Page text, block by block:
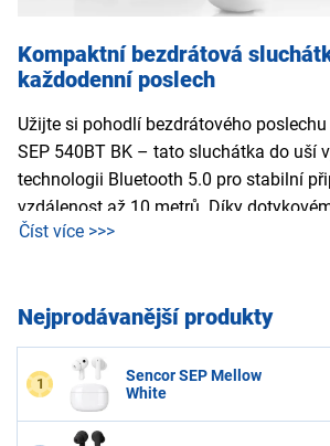
Kompaktní bezdrátová
každodenní poslech
Užijte si pohodlí bezdrátového
SEP 540BT BK – tato sluchátka do uší
technologii Bluetooth 5.0 pro stabilní
vzdálenost až 10 metrů. Díky
snadno spravovat přehrávání hudby
až třikrát po sobě.
Číst více >>>
Nejprodávanější produkty
1
Sencor SEP Mellow
White